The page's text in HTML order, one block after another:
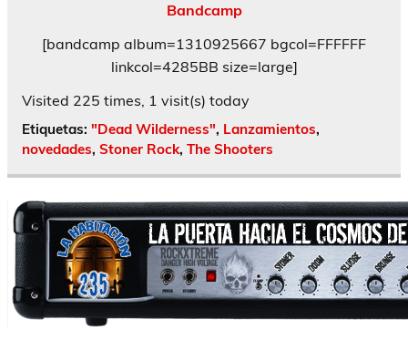
Bandcamp
[bandcamp album=1310925667 bgcol=FFFFFF
linkcol=4285BB size=large]
Visited 225 times, 1 visit(s) today
Etiquetas: "Dead Wilderness", Lanzamientos,
novedades, Stoner Rock, The Shooters